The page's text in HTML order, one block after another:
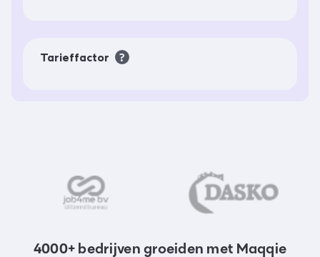
Tarieffactor ?
4000+ bedrijven groeiden met Maqqie